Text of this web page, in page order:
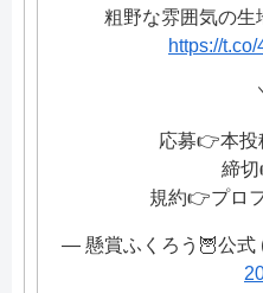
粗野な雰囲気の生
https://
応募👉本投
締
規約👉プロ
— 懸賞ふくろう🦉公式